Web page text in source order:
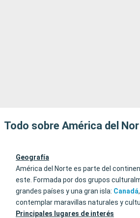
Todo sobre América del
Geografía
América del Norte es parte del
este. Formada por dos grupos
grandes países y una gran isla: Canadá,
contemplar maravillas naturales y
Principales lugares de interés